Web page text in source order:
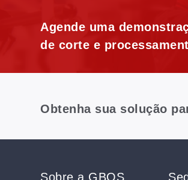
Agende uma
de corte e
Obtenha sua solução
Sobre a GBOS